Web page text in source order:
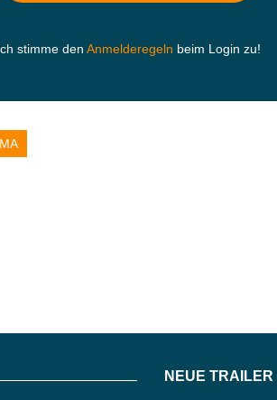
stimme den Anmelderegeln beim Login zu!
NEUE TRAILER